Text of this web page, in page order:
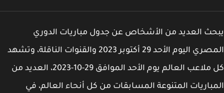
العديد من الأشخاص عن جدول مباريات الدوري
المصري اليوم الأحد 29 أكتوبر 2023 والقنوات الناقلة، وتشهد
كل ملاعب العالم يوم الأحد الموافق 29-10-2023، العديد من
المتنوعة المسابقات من كل أنحاء العالم، في